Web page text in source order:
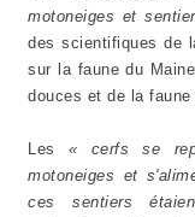
motoneiges et
des scientifiques de
sur la faune du
douces et de la
Les« cerfs se
motoneiges et
ces sentiers